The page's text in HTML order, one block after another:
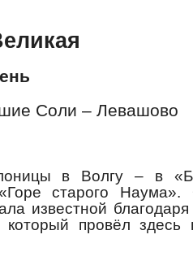
Соли – Левашово
в Волгу – в
старого
известной
который провёл